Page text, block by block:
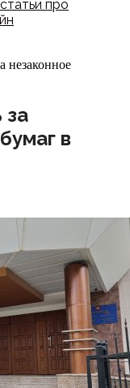
про
незаконное
за
в